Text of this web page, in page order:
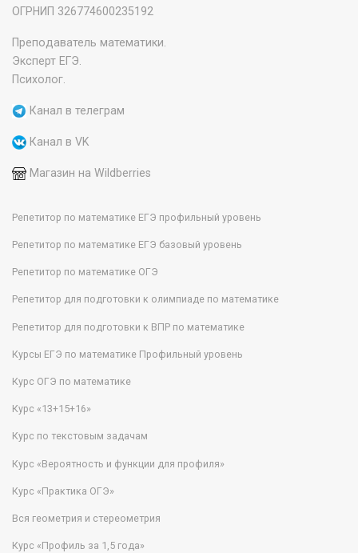
‌ОГРНИП 326774600235192
Преподаватель математики.
Эксперт ЕГЭ.
Психолог.
Канал в телеграм
Канал в VK
Магазин на Wildberries
Репетитор по математике ЕГЭ профильный уровень
Репетитор по математике ЕГЭ базовый уровень
Репетитор по математике ОГЭ
Репетитор для подготовки к олимпиаде по математике
Репетитор для подготовки к ВПР по математике
Курсы ЕГЭ по математике Профильный уровень
Курс ОГЭ по математике
Курс «13+15+16»
Курс по текстовым задачам
Курс «Вероятность и функции для профиля»
Курс «Практика ОГЭ»
Вся геометрия и стереометрия
Курс «Профиль за 1,5 года»